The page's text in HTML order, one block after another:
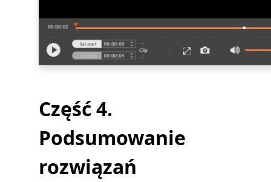
Część 4.
Podsumowanie
rozwiązań